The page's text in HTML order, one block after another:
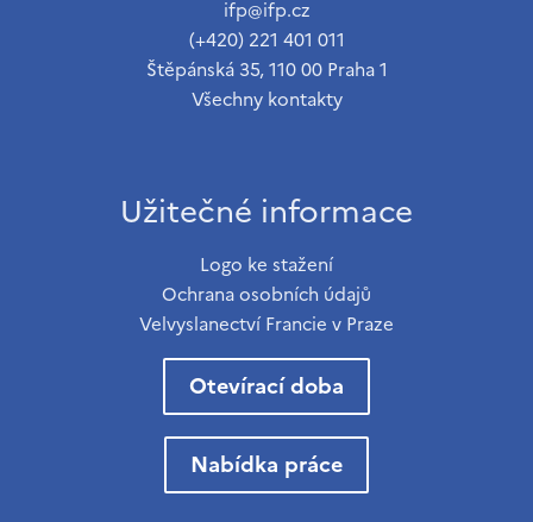
ifp@ifp.cz
(+420) 221 401 011
Štěpánská 35, 110 00 Praha 1
Všechny kontakty
Užitečné informace
Logo ke stažení
Ochrana osobních údajů
Velvyslanectví Francie v Praze
Otevírací doba
Nabídka práce